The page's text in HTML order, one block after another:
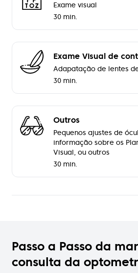
Exame visual
30 min.
Exame Visual de
Adapatação de lentes
30 min.
Outros
Pequenos ajustes de
informação sobre os
Visual, ou outros
30 min.
Passo a Passo da
consulta da